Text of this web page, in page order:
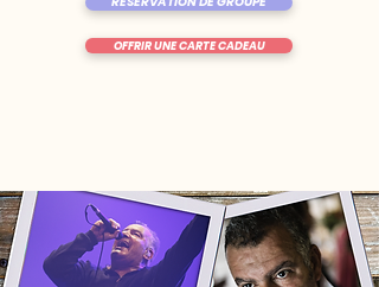
OFFRIR UNE CARTE CADEAU